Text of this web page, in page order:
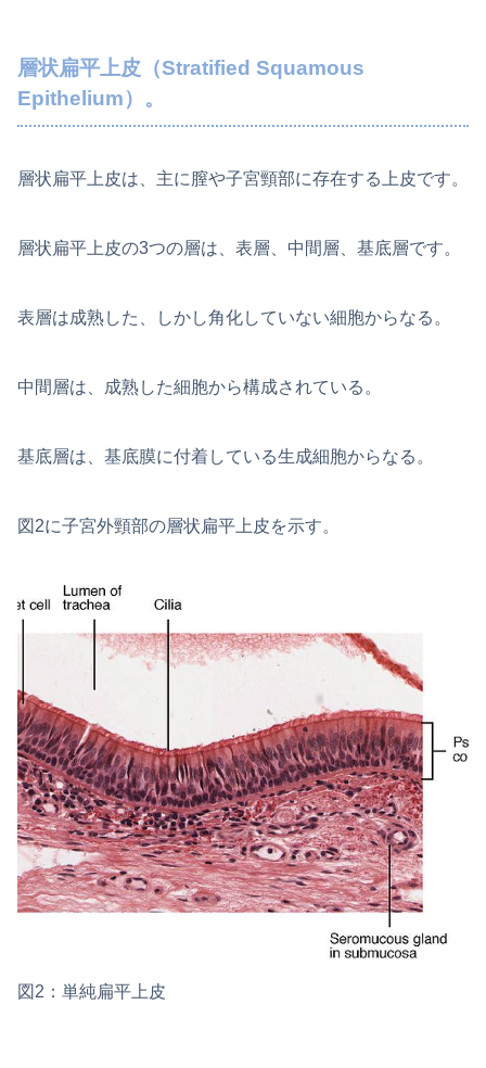
層状扁平上皮（Stratified Squamous
Epithelium）。
層状扁平上皮は、主に膣や子宮頸部に存在する上皮です。
層状扁平上皮の3つの層は、表層、中間層、基底層です。
表層は成熟した、しかし角化していない細胞からなる。
中間層は、成熟した細胞から構成されている。
基底層は、基底膜に付着している生成細胞からなる。
図2に子宮外頸部の層状扁平上皮を示す。
図2：単純扁平上皮